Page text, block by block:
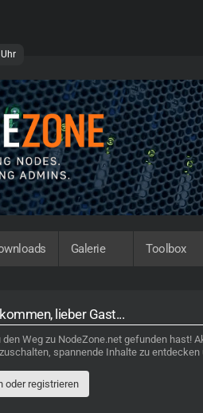
Galerie Toolbox
lieber Gast...
den Weg zu NodeZone.net gefunden hast!
spannende Inhalte zu
oder registrieren